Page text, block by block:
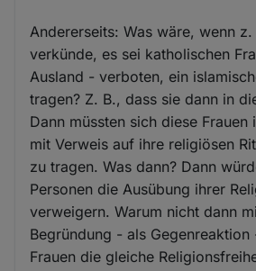
Andererseits: Was wäre, wenn
verkünde, es sei katholischen
Ausland - verboten, ein
tragen? Z. B., dass sie dann in
Dann müssten sich diese Frauen
mit Verweis auf ihre religiösen
zu tragen. Was dann? Dann
Personen die Ausübung ihrer
verweigern. Warum nicht dann
Begründung - als Gegenreaktion
Frauen die gleiche